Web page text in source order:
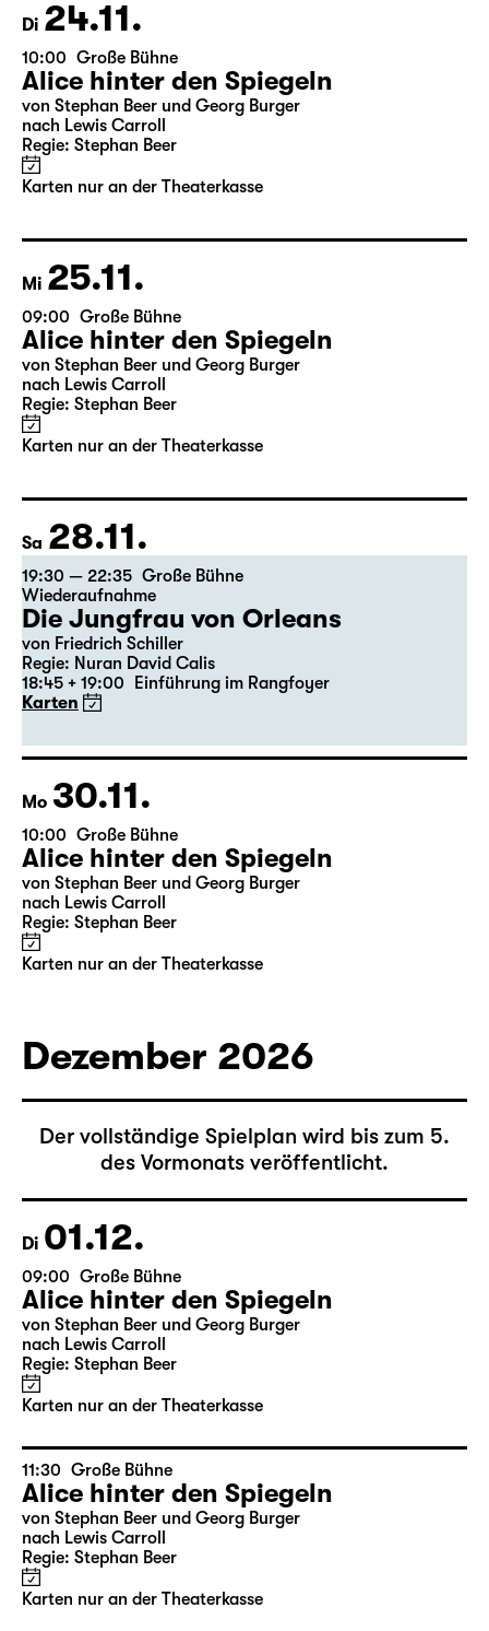
Karten nur an der Theaterkasse
Di 24.11.
10:00 Große Bühne
Alice hinter den Spiegeln
von Stephan Beer und Georg Burger
Karten nur an der Theaterkasse
Mi 25.11.
09:00 Große Bühne
Alice hinter den Spiegeln
von Stephan Beer und Georg Burger
Karten nur an der Theaterkasse
Sa 28.11.
19:30 — 22:35 Große Bühne
Wiederaufnahme
Die Jungfrau von Orleans
Regie: Nuran David Calis
18:45 + 19:00 Einführung im Rangfoyer
Karten
Mo 30.11.
10:00 Große Bühne
Alice hinter den Spiegeln
von Stephan Beer und Georg Burger
Karten nur an der Theaterkasse
Dezember 2026
Der vollständige Spielplan wird bis zum 5.
des Vormonats veröffentlicht.
Di 01.12.
09:00 Große Bühne
Alice hinter den Spiegeln
von Stephan Beer und Georg Burger
Regie: Stephan Beer
Karten nur an der Theaterkasse
11:30 Große Bühne
Alice hinter den Spiegeln
von Stephan Beer und Georg Burger